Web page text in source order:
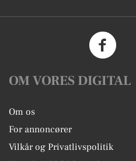
OM VORES DIGITAL
Om os
For annoncører
Vilkår og Privatlivspolitik